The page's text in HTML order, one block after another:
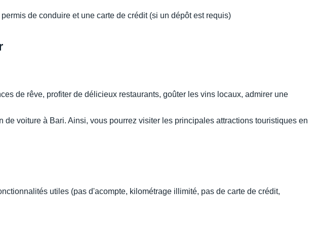
de conduire et une carte de crédit (si un dépôt est requis)
de rêve, profiter de délicieux restaurants, goûter les vins locaux, admirer une
voiture à Bari. Ainsi, vous pourrez visiter les principales attractions touristiques en
utiles (pas d'acompte, kilométrage illimité, pas de carte de crédit,